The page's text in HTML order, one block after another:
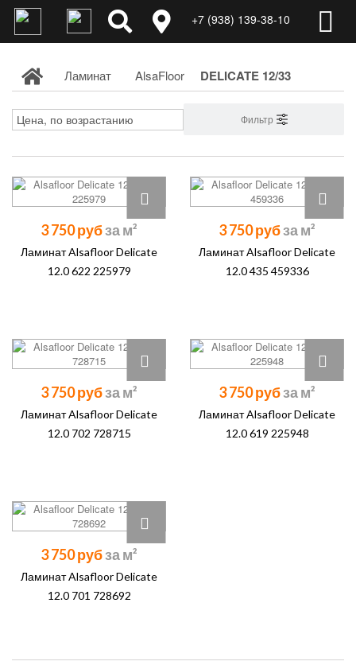
+7 (938) 139-38-10
Ламинат AlsaFloor DELICATE 12/33
Фильтр
3 750 руб
Ламинат Alsafloor Delicate
12.0 622 225979
3 750 руб
Ламинат Alsafloor Delicate
12.0 435 459336
3 750 руб
Ламинат Alsafloor Delicate
12.0 702 728715
3 750 руб
Ламинат Alsafloor Delicate
12.0 619 225948
3 750 руб
Ламинат Alsafloor Delicate
12.0 701 728692